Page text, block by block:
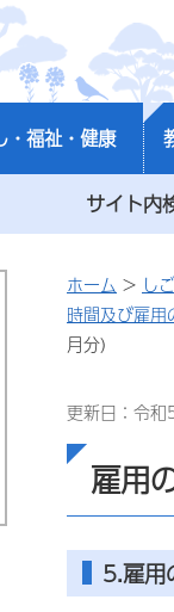
・福祉・健康
サイト内
ホーム > し
時間及び雇用
月分)
更新日：令
雇用
5.雇用